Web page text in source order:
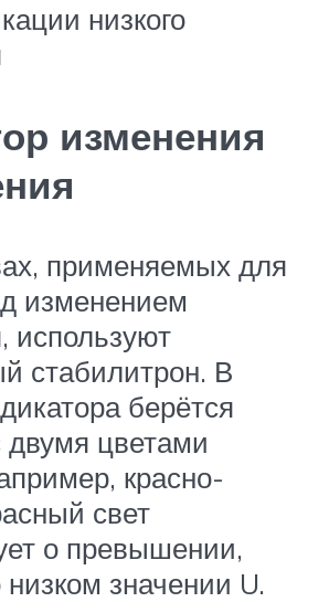
низкого
изменения
применяемых для
изменением
используют
стабилитрон. В
берётся
двумя цветами
красно-
свет
о превышении,
значении U.